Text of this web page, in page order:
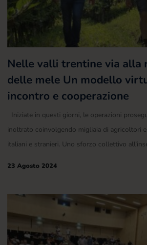
Nelle valli trentine via alla
delle mele Un modello
incontro e cooperazione
Iniziate in questi giorni, le operazioni
inoltrato coinvolgendo migliaia di agricoltori
italiani e stranieri. Uno sforzo collettivo
23 Agosto 2024